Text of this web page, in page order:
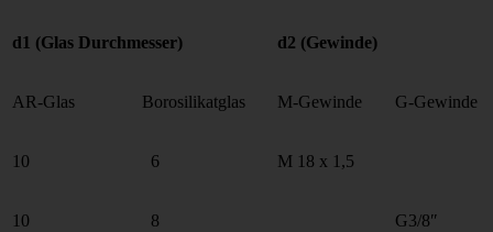
d1 (Glas Durchmesser) d2 (Gewinde)
AR-Glas Borosilikatglas M-Gewinde G-Gewinde
10 6 M 18 x 1,5
10 8 G3/8″